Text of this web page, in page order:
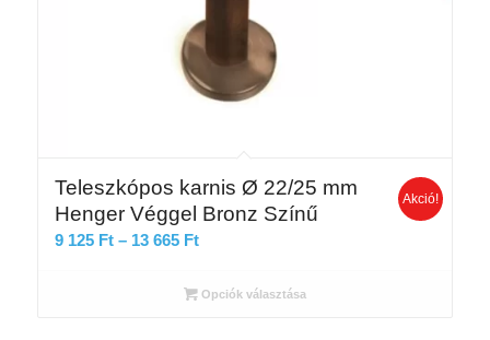
Teleszkópos karnis Ø 22/25 mm
Henger Véggel Bronz Színű
9 125 Ft – 13 665 FtÁrtartomány:
125 Ft
Akció!
Opciók választása